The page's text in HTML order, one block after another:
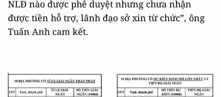
NLĐ nào được phê duyệt nhưng chưa nhận
được tiền hỗ trợ, lãnh đạo sở xin từ chức”, ông
Tuấn Anh cam kết.